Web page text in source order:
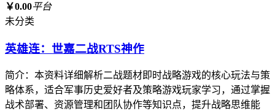
￥0.00平台
未分类
英雄连：世嘉二战RTS神作
简介：本资料详细解析二战题材即时战略游戏的核心玩法与策
略体系，适合军事历史爱好者及策略游戏玩家学习，通过掌握
战术部署、资源管理和团队协作等知识点，提升战略思维能